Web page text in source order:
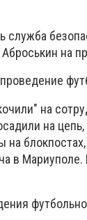
Аброськин на
на
на
на
в